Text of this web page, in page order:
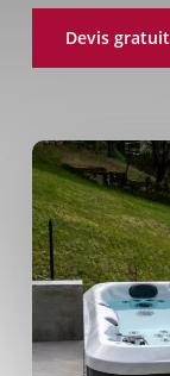
Devis gratuit